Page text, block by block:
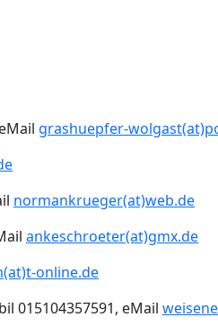
grashuepfer-
normankrueger(at)web.de
ankeschroeter(at)gmx.de
online.de
015104357591, eMail